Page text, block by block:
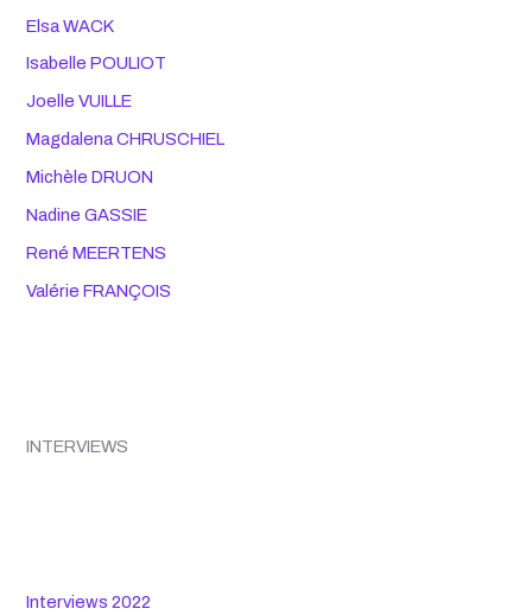
Elsa WACK
Isabelle POULIOT
Joelle VUILLE
Magdalena CHRUSCHIEL
Michèle DRUON
Nadine GASSIE
René MEERTENS
Valérie FRANÇOIS
INTERVIEWS
Interviews 2022